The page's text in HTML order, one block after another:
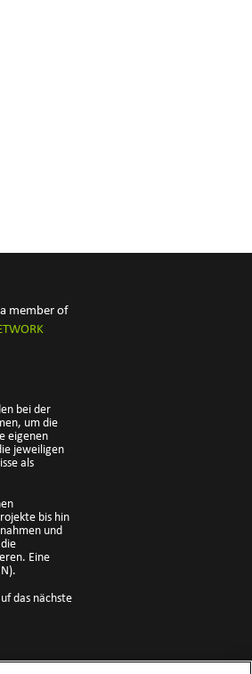
a member of
bei der
um die
eigenen
jeweiligen
als
bis hin
und
Eine
das nächste